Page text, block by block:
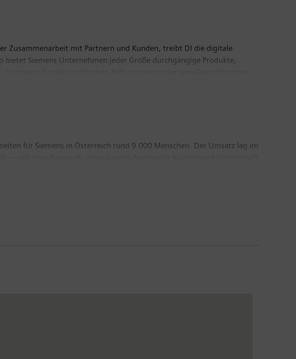
Zusammenarbeit mit Partnern und Kunden, treibt DI die digitale
Siemens Unternehmen jeder Größe durchgängige Produkte,
sein Portfolio fortlaufend durch Innovationen und die Integration von
für Siemens in Österreich rund 9.000 Menschen. Der Umsatz lag im
Gebäuden und dezentralen Energiesystemen, Automatisierung und
für weitere 25 Länder (Lead Country Austria). Weitere Informationen